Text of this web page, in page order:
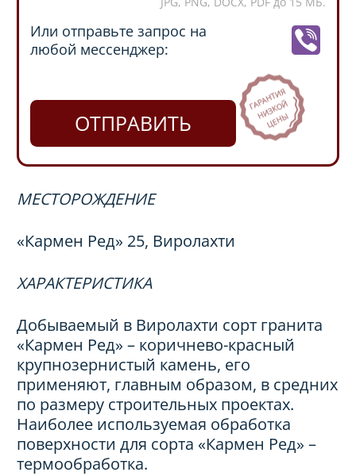
Или отправьте запрос на
любой мессенджер:
ОТПРАВИТЬ
МЕСТОРОЖДЕНИЕ
«Кармен Peд» 25, Виролахти
ХАРАКТЕРИСТИКА
Добываемый в Виролахти сорт гранита
«Кармен Peд» – коричнево-красный
крупнозернистый камень, его
применяют, главным образом, в средних
по размеру строительных проектах.
Наиболее используемая обработка
поверхности для сорта «Кармен Peд» –
термообработка.